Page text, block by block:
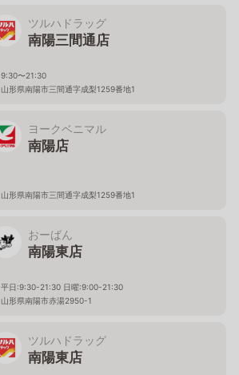
ツルハドラッグ
南陽三間通店
9:30〜21:30
山形県南陽市三間通字成梨1259番地1
ヨークベニマル
南陽店
山形県南陽市三間通字成梨1259番地1
おーばん
南陽東店
平日:9:30-21:30 日曜:9:00-21:30
山形県南陽市赤湯2950-1
ツルハドラッグ
南陽東店